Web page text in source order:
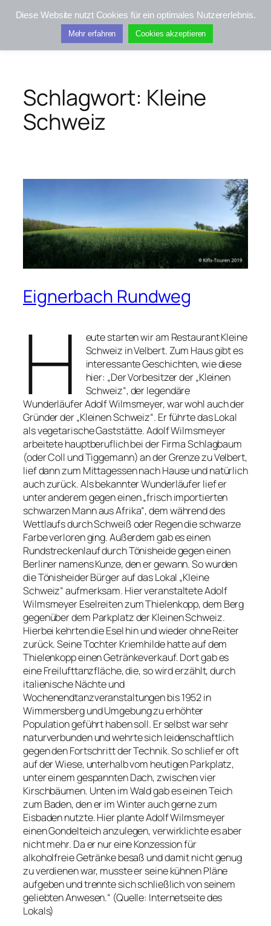
Zum
Kifis-Touren
Schlagwort: Kleine
Schweiz
Eignerbach Rundweg
H
eute starten wir am Restaurant Kleine
Schweiz in Velbert. Zum Haus gibt es
interessante Geschichten, wie diese
hier: „Der Vorbesitzer der „Kleinen
Schweiz“, der legendäre
Wunderläufer Adolf Wilmsmeyer, war wohl auch der
Gründer der „Kleinen Schweiz“. Er führte das Lokal
als vegetarische Gaststätte. Adolf Wilmsmeyer
arbeitete hauptberuflich bei der Firma Schlagbaum
(oder Coll und Tiggemann) an der Grenze zu Velbert,
lief dann zum Mittagessen nach Hause und natürlich
auch zurück. Als bekannter Wunderläufer lief er
unter anderem gegen einen „frisch importierten
schwarzen Mann aus Afrika“, dem während des
Wettlaufs durch Schweiß oder Regen die schwarze
Farbe verloren ging. Außerdem gab es einen
Rundstreckenlauf durch Tönisheide gegen einen
Berliner namens Kunze, den er gewann. So wurden
die Tönisheider Bürger auf das Lokal „Kleine
Schweiz“ aufmerksam. Hier veranstaltete Adolf
Wilmsmeyer Eselreiten zum Thielenkopp, dem Berg
gegenüber dem Parkplatz der Kleinen Schweiz.
Hierbei kehrten die Esel hin und wieder ohne Reiter
zurück. Seine Tochter Kriemhilde hatte auf dem
Thielenkopp einen Getränkeverkauf. Dort gab es
eine Freilufttanzfläche, die, so wird erzählt, durch
italienische Nächte und
Wochenendtanzveranstaltungen bis 1952 in
Wimmersberg und Umgebung zu erhöhter
Population geführt haben soll. Er selbst war sehr
naturverbunden und wehrte sich leidenschaftlich
gegen den Fortschritt der Technik. So schlief er oft
auf der Wiese, unterhalb vom heutigen Parkplatz,
unter einem gespannten Dach, zwischen vier
Kirschbäumen. Unten im Wald gab es einen Teich
zum Baden, den er im Winter auch gerne zum
Eisbaden nutzte. Hier plante Adolf Wilmsmeyer
einen Gondelteich anzulegen, verwirklichte es aber
nicht mehr. Da er nur eine Konzession für
alkoholfreie Getränke besaß und damit nicht genug
zu verdienen war, musste er seine kühnen Pläne
aufgeben und trennte sich schließlich von seinem
geliebten Anwesen.“ (Quelle: Internetseite des
Lokals)
Diese Website nutzt Cookies für ein optimales Nutzererlebnis.
Mehr erfahren Cookies akzeptieren